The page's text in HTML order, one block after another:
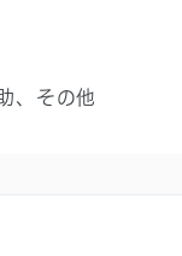
、その他